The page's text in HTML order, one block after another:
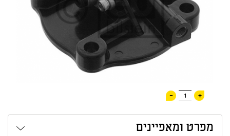
+
1
-
מפרט ומאפיינים